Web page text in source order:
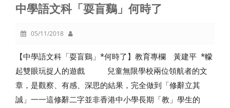
中學語文科「耍盲鷄」何時了
05/11/2018
【中學語文科「耍盲鷄」*何時了】教育專欄 黃建平 *幪
起雙眼玩捉人的遊戲 兒童無限學校兩位領航者的文
章，是觀察、有感、深思的結果，完全做到「修辭立其
誠」一一這修辭二字並非香港中小學長期「教」學生的